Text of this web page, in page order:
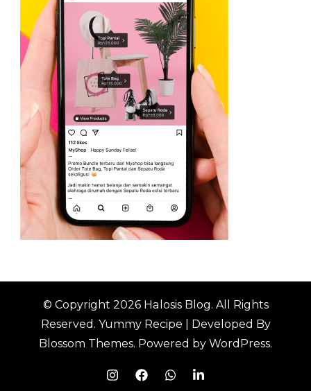
© Copyright 2026 Halosis Blog. All Rights
Reserved. Yummy Recipe | Developed By
Blossom Themes. Powered by WordPress.